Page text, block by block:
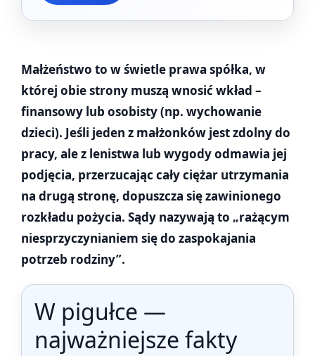
Małżeństwo to w świetle prawa spółka, w
której obie strony muszą wnosić wkład –
finansowy lub osobisty (np. wychowanie
dzieci). Jeśli jeden z małżonków jest zdolny do
pracy, ale z lenistwa lub wygody odmawia jej
podjęcia, przerzucając cały ciężar utrzymania
na drugą stronę, dopuszcza się zawinionego
rozkładu pożycia. Sądy nazywają to „rażącym
niesprzyczynianiem się do zaspokajania
potrzeb rodziny”.
W pigułce —
najważniejsze fakty